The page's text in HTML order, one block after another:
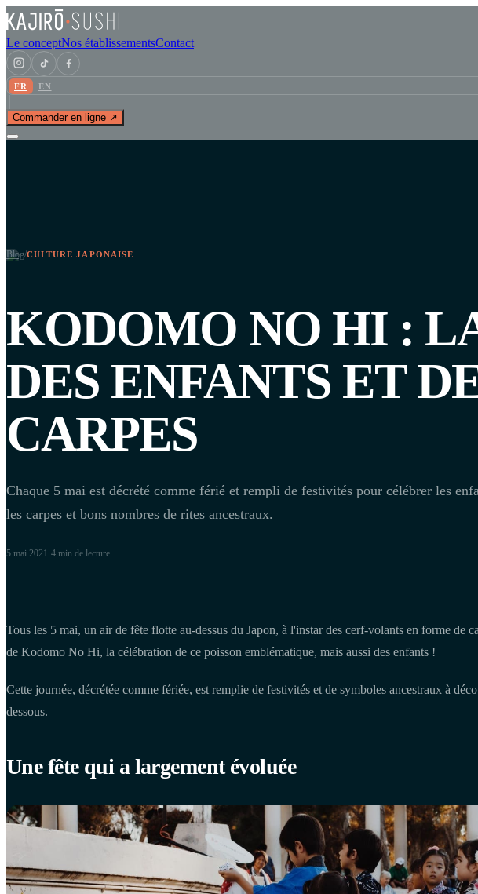
Le conceptNos établissementsContact
FR EN
Commander en ligne ↗
Blog/CULTURE JAPONAISE
KODOMO NO HI :
DES ENFANTS ET
CARPES
Chaque 5 mai est décrété comme férié et rempli de festivités pour célébrer les
les carpes et bons nombres de rites ancestraux.
5 mai 2021 4 min de lecture
Tous les 5 mai, un air de fête flotte au-dessus du Japon, à l'instar des cerf-volants en forme de
de Kodomo No Hi, la célébration de ce poisson emblématique, mais aussi des enfants !
Cette journée, décrétée comme fériée, est remplie de festivités et de symboles ancestraux à
dessous.
Une fête qui a largement évoluée